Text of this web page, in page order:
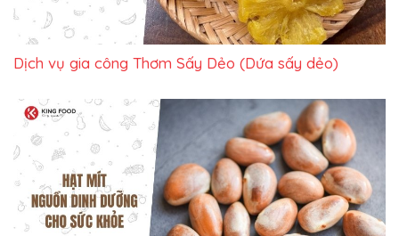
Dịch vụ gia công Thơm Sấy Dẻo (Dứa sấy dẻo)